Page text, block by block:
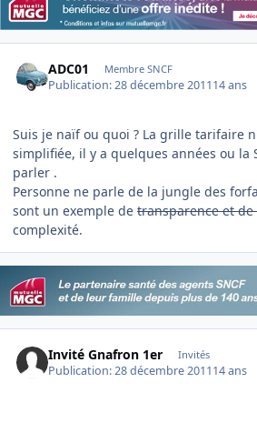
ADC01 Membre SNCF
Publication:28 décembre 201114 ans
Suis je naïf ou quoi ? La grille tarifaire
simplifiée, il y a quelques années ou la
parler .
Personne ne parle de la jungle des
sont un exemple de transparence et
complexité.
Invité Gnafron 1er Invités
Publication:28 décembre 201114 ans